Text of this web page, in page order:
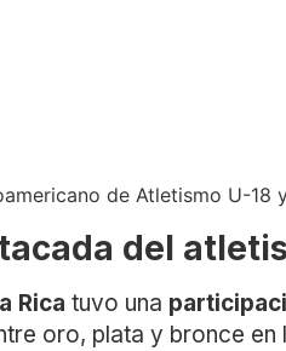
de Atletismo U-18
del
Rica tuvo una
oro, plata y bronce en